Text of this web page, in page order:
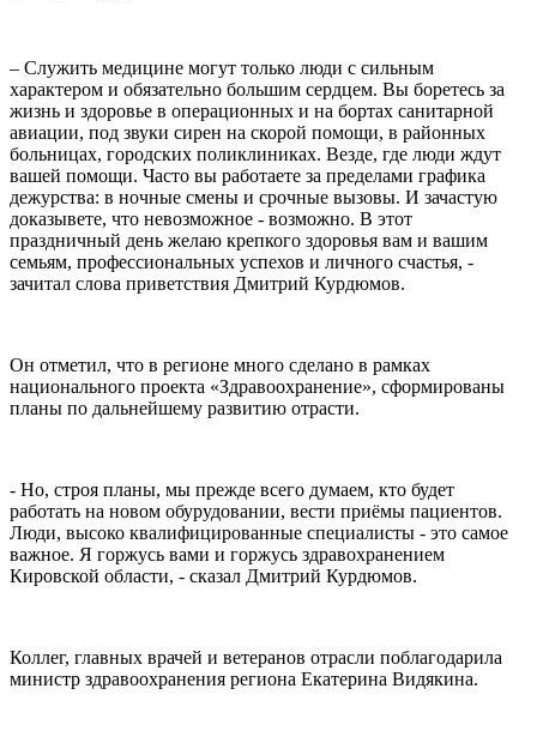
– Служить медицине могут только люди с сильным
характером и обязательно большим сердцем. Вы боретесь за
жизнь и здоровье в операционных и на бортах санитарной
авиации, под звуки сирен на скорой помощи, в районных
больницах, городских поликлиниках. Везде, где люди ждут
вашей помощи. Часто вы работаете за пределами графика
дежурства: в ночные смены и срочные вызовы. И зачастую
доказывете, что невозможное - возможно. В этот
праздничный день желаю крепкого здоровья вам и вашим
семьям, профессиональных успехов и личного счастья, -
зачитал слова приветствия Дмитрий Курдюмов.
Он отметил, что в регионе много сделано в рамках
национального проекта «Здравоохранение», сформированы
планы по дальнейшему развитию отрасти.
- Но, строя планы, мы прежде всего думаем, кто будет
работать на новом обурудовании, вести приёмы пациентов.
Люди, высоко квалифицированные специалисты - это самое
важное. Я горжусь вами и горжусь здравохранением
Кировской области, - сказал Дмитрий Курдюмов.
Коллег, главных врачей и ветеранов отрасли поблагодарила
министр здравоохранения региона Екатерина Видякина.